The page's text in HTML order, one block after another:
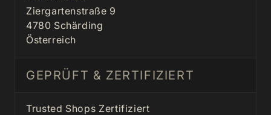
Ziergartenstraße 9
4780 Schärding
Österreich
GEPRÜFT & ZERTIFIZIERT
Trusted Shops Zertifiziert